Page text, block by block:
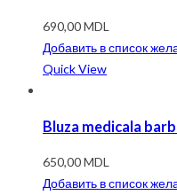
690,00MDL
Добавить в список
Quick View
Bluza medicala
650,00MDL
Добавить в список